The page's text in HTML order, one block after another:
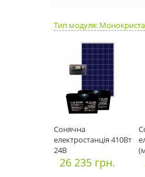
Тип модуля:
Cонячна
електростанція 410Вт
24В
26 235 грн.